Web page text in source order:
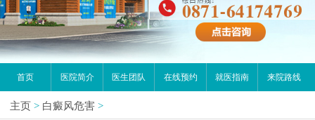
首页 医院简介 医生团队 在线预约 就医指南 来院路线
主页 > 白癜风危害 >